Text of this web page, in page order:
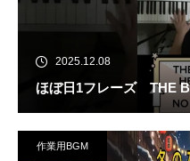
2025.12.08
ほぼ日1フレーズ THE
作業用BGM